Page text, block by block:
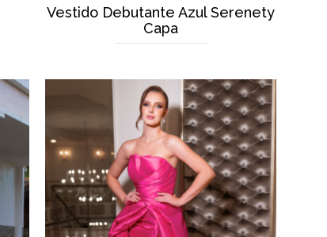
Vestido Debutante Azul Serenety
Capa